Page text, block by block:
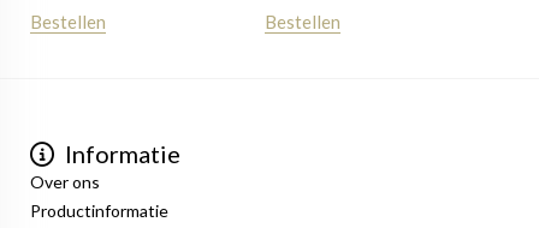
Bestellen
Bestellen
Informatie
Over ons
Productinformatie